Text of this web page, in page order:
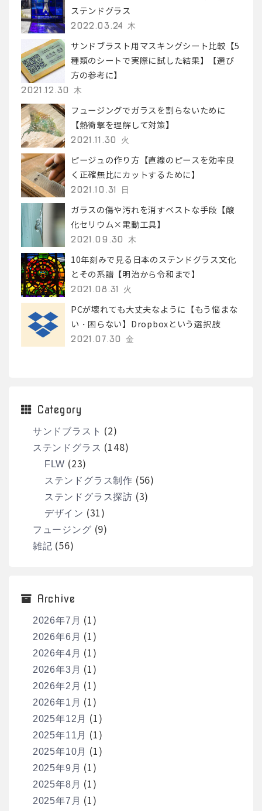
ステンドグラス
2022.03.24 木
サンドブラスト用マスキングシート比較【5
種類のシートで実際に試した結果】【選び
方の参考に】
2021.12.30 木
フュージングでガラスを割らないために
【熱衝撃を理解して対策】
2021.11.30 火
ピージュの作り方【直線のピースを効率良
く正確無比にカットするために】
2021.10.31 日
ガラスの傷や汚れを消すベストな手段【酸
化セリウム×電動工具】
2021.09.30 木
10年刻みで見る日本のステンドグラス文化
とその系譜【明治から令和まで】
2021.08.31 火
PCが壊れても大丈夫なように【もう悩まな
い・困らない】Dropboxという選択肢
2021.07.30 金
Category
サンドブラスト (2)
ステンドグラス (148)
FLW (23)
ステンドグラス制作 (56)
ステンドグラス探訪 (3)
デザイン (31)
フュージング (9)
雑記 (56)
Archive
2026年7月 (1)
2026年6月 (1)
2026年4月 (1)
2026年3月 (1)
2026年2月 (1)
2026年1月 (1)
2025年12月 (1)
2025年11月 (1)
2025年10月 (1)
2025年9月 (1)
2025年8月 (1)
2025年7月 (1)